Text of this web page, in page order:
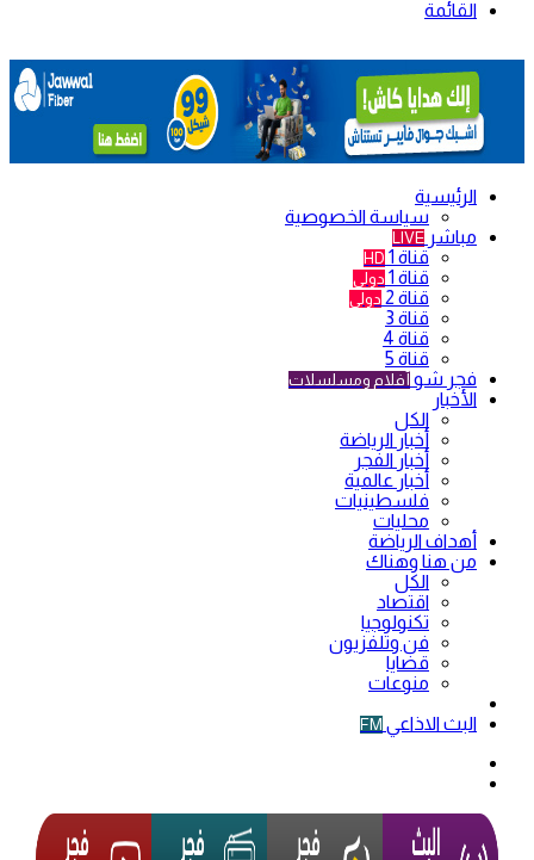
القائمة
الرئيسية
سياسة الخصوصية
مباشر LIVE
قناة 1 HD
قناة 1 دولي
قناة 2 دولي
قناة 3
قناة 4
قناة 5
فجر شو أفلام ومسلسلات
الأخبار
الكل
أخبار الرياضة
أخبار الفجر
أخبار عالمية
فلسطينيات
محليات
أهداف الرياضة
من هنا وهناك
الكل
اقتصاد
تكنولوجيا
فن وتلفزيون
قضايا
منوعات
البث الاذاعي FM